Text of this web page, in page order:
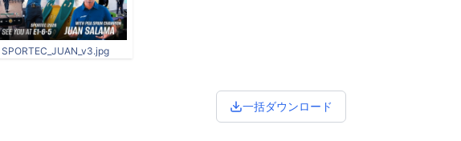
SPORTEC_JUAN_v3.jpg
一括ダウンロード